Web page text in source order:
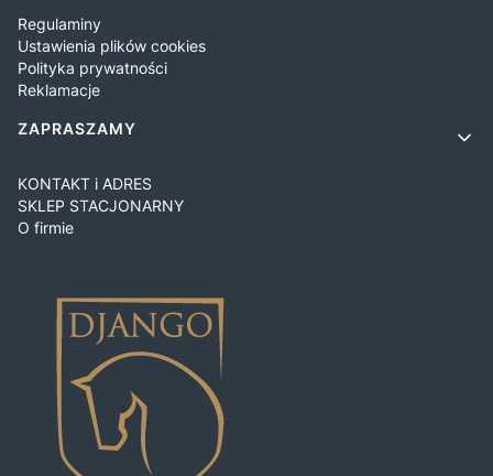
Regulaminy
Ustawienia plików cookies
Polityka prywatności
Reklamacje
ZAPRASZAMY
KONTAKT i ADRES
SKLEP STACJONARNY
O firmie